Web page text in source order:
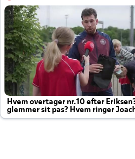
Hvem overtager nr.10 efter
glemmer sit pas? Hvem ringer
altid til efter kampe?